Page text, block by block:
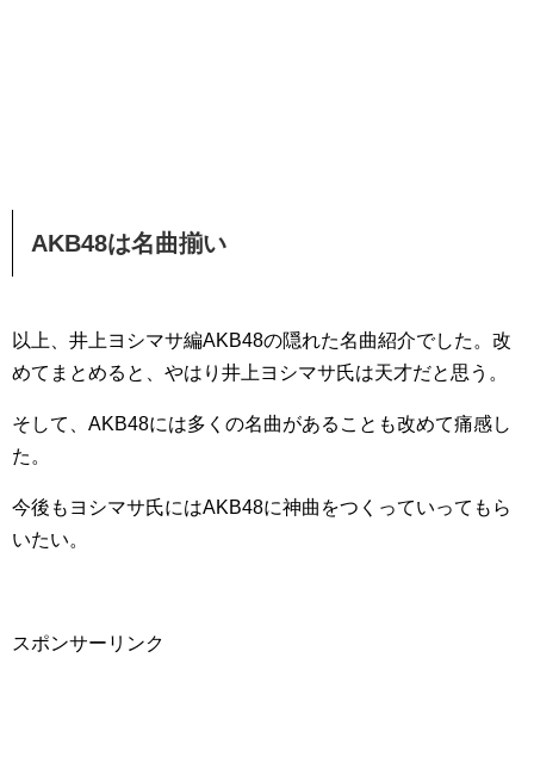
AKB48は名曲揃い
以上、井上ヨシマサ編AKB48の隠れた名曲紹介でした。改
めてまとめると、やはり井上ヨシマサ氏は天才だと思う。
そして、AKB48には多くの名曲があることも改めて痛感し
た。
今後もヨシマサ氏にはAKB48に神曲をつくっていってもら
いたい。
スポンサーリンク